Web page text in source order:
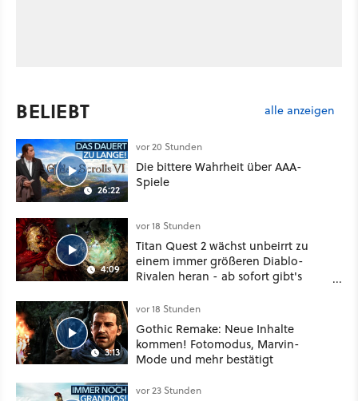
BELIEBT alle anzeigen
26:22
vor 20 Stunden
Die bittere Wahrheit über AAA-
Spiele
4:09
vor 18 Stunden
Titan Quest 2 wächst unbeirrt zu
einem immer größeren Diablo-
Rivalen heran - ab sofort gibt's
Klasse
3:13
vor 18 Stunden
Gothic Remake: Neue Inhalte
kommen! Fotomodus, Marvin-
Mode und mehr bestätigt
vor 23 Stunden